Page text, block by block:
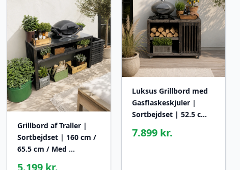
Grillbord af Traller |
Sortbejdset | 160 cm /
65.5 cm / Med …
5.199 kr.
Luksus Grillbord med
Gasflaskeskjuler |
Sortbejdset | 52.5 c…
7.899 kr.